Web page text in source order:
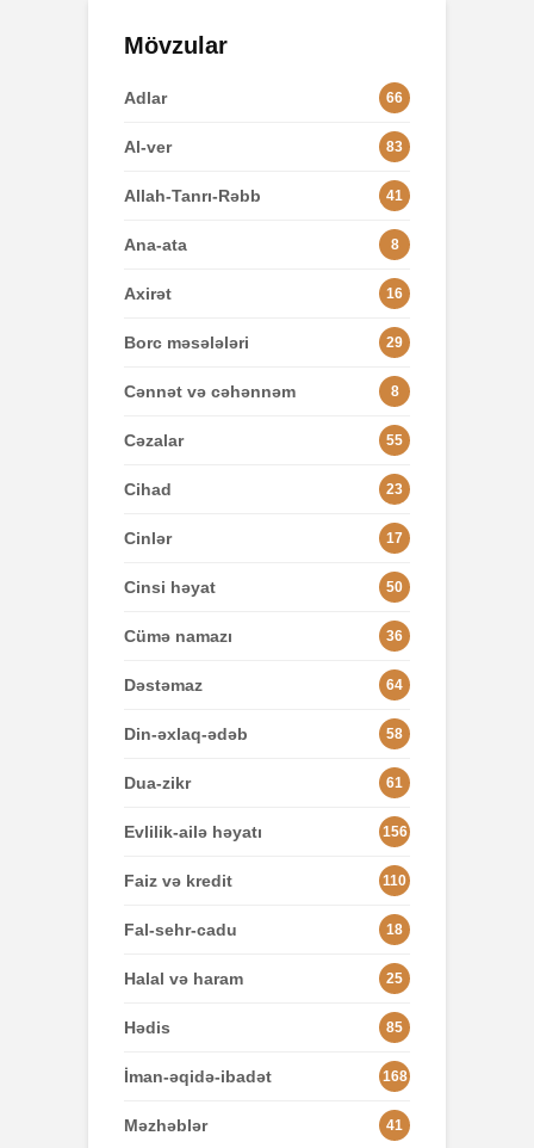
Mövzular
Adlar 66
Al-ver 83
Allah-Tanrı-Rəbb 41
Ana-ata 8
Axirət 16
Borc məsələləri 29
Cənnət və cəhənnəm 8
Cəzalar 55
Cihad 23
Cinlər 17
Cinsi həyat 50
Cümə namazı 36
Dəstəmaz 64
Din-əxlaq-ədəb 58
Dua-zikr 61
Evlilik-ailə həyatı 156
Faiz və kredit 110
Fal-sehr-cadu 18
Halal və haram 25
Hədis 85
İman-əqidə-ibadət 168
Məzhəblər 41